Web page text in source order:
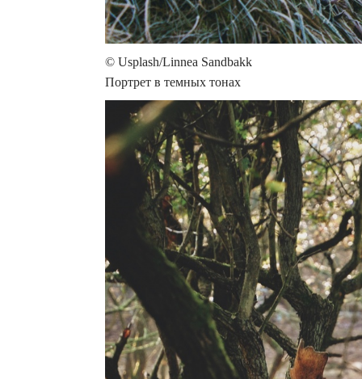
© Usplash/Linnea Sandbakk
Портрет в темных тонах